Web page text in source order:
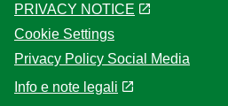
PRIVACY NOTICE
Cookie Settings
Privacy Policy Social Media
Info e note legali